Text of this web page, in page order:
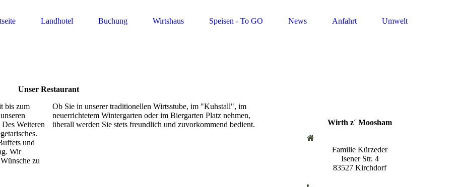
Landhotel Buchung Wirtshaus Speisen - To GO News Anfahrt Umwelt
Unser Restaurant
bis zum
Weiteren
und
Wir
zu
Ob Sie in unserer traditionellen Wirtsstube, im "Kuhstall", im
neuerrichtetem Wintergarten oder im Biergarten Platz nehmen,
überall werden Sie stets freundlich und zuvorkommend bedient.
Wirth z´ Moosham
Familie Kürzeder
Isener Str. 4
83527 Kirchdorf